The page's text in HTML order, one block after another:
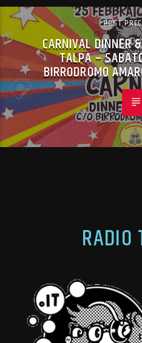
POST
CARNIVAL DINNER
TALPA –
BIRRODROMO
RADIO